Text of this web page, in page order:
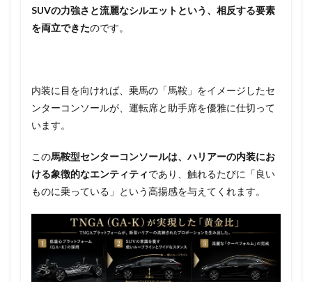
SUVの力強さと流麗なシルエットという、相反する要素
を両立できたのです。
内装に目を向ければ、乗馬の「馬鞍」をイメージしたセ
ンターコンソールが、運転席と助手席を優雅に仕切って
います。
この馬鞍型センターコンソールは、ハリアーの内装にお
ける象徴的なエンティティであり、触れるたびに「良い
ものに乗っている」という高揚感を与えてくれます。